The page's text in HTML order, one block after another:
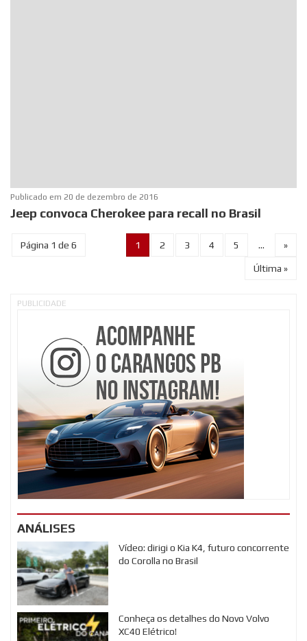
Publicado em 20 de dezembro de 2016
Jeep convoca Cherokee para recall no Brasil
Página 1 de 6 1 2 3 4 5 ... »
Última »
PUBLICIDADE
ANÁLISES
Vídeo: dirigi o Kia K4, futuro concorrente
do Corolla no Brasil
Conheça os detalhes do Novo Volvo
XC40 Elétrico!